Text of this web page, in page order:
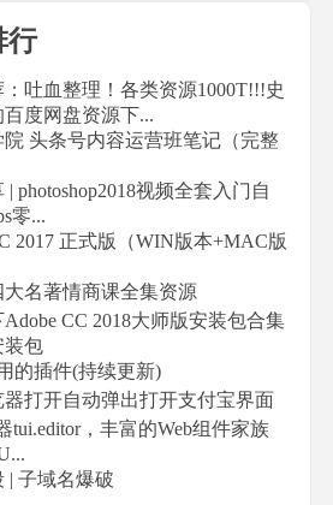
行
：吐血整理！各类资源1000T!!!史
百度网盘资源下...
头条号内容运营班笔记（完整
| photoshop2018视频全套入门自
零...
2017 正式版（WIN版本+MAC版
大名著情商课全集资源
CC 2018大师版安装包合集
装包
的插件(持续更新)
器打开自动弹出打开支付宝界面
tui.editor，丰富的Web组件家族
| 子域名爆破